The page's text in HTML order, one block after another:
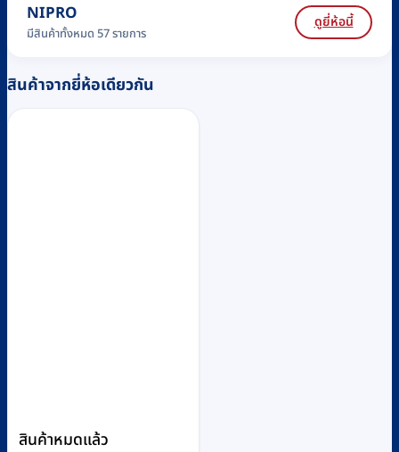
NIPRO
มีสินค้าทั้งหมด 57 รายการ
ดูยี่ห้อนี้
สินค้าจากยี่ห้อเดียวกัน
สินค้าหมดแล้ว